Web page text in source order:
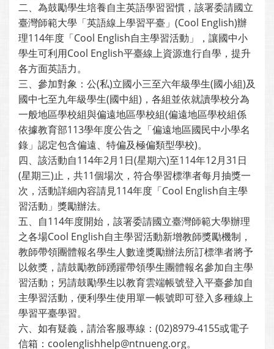
二、為鼓勵學生培養自主英語學習習慣，該署委請國立
臺灣師範大學「英語線上學習平臺」(Cool English)辦
理114年度「Cool English自主學習活動」，讓國中小
學生可利用Cool English平臺線上資源進行自學，提升
各方面英語力。
三、參加對象：公(私)立國小三至六年級學生(國小組)及
國中七至九年級學生(國中組)，各組並依就讀學校分為
一般地區學校組與偏遠地區學校組(偏遠地區學校組係
依據教育部113學年度公告之「偏遠地區國民中小學名
錄」認定包含偏遠、特偏及極偏類型學校)。
四、該活動自114年2月1日(星期六)至114年12月31日
(星期三)止，共11個場次，符合學習標準者每月抽獎一
次，活動詳細內容請見114年度「Cool English自主學
習活動」獎勵辦法。
五、自114年度開始，該署委請國立臺灣師範大學辦理
之各場Cool English自主學習活動新增教師獎勵機制，
教師帶領團體報名學生人數達獎勵辦法所訂標準者將予
以敘獎，請鼓勵教師踴躍帶領學生團體報名參加自主學
習活動；另請鼓勵學生以教育雲端帳號登入平臺參加自
主學習活動，便利學生使用單一帳號即可登入多種線上
學習平臺學習。
六、如有疑義，請洽客服專線：(02)8979-4155或電子
信箱：coolenglishhelp@ntnueng.org。